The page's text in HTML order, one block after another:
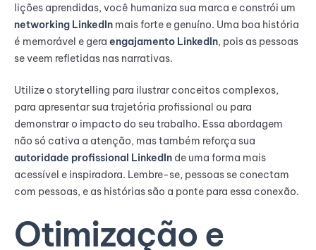
lições aprendidas, você humaniza sua marca e constrói um
networking LinkedIn mais forte e genuíno. Uma boa história
é memorável e gera engajamento LinkedIn, pois as pessoas
se veem refletidas nas narrativas.
Utilize o storytelling para ilustrar conceitos complexos,
para apresentar sua trajetória profissional ou para
demonstrar o impacto do seu trabalho. Essa abordagem
não só cativa a atenção, mas também reforça sua
autoridade profissional LinkedIn de uma forma mais
acessível e inspiradora. Lembre-se, pessoas se conectam
com pessoas, e as histórias são a ponte para essa conexão.
Otimização e